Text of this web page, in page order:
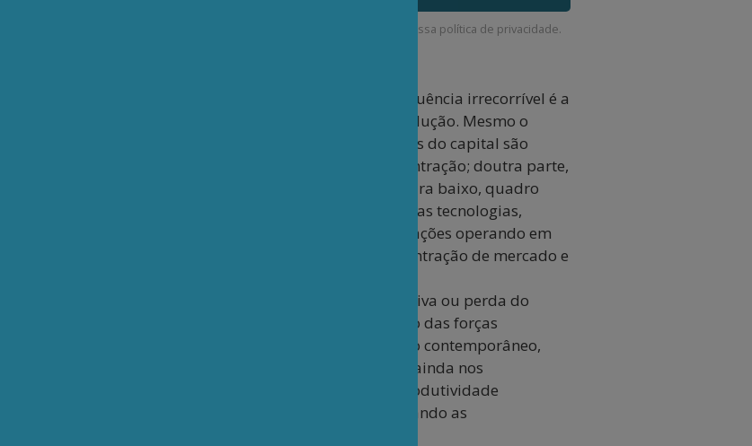
clicar em “Cadastrar” você aceita receber nossos e-mails e concorda com a nossa política de privacidade.
da lógica de acumulação do capitalismo, e sua consequência irrecorrível é a
da valorização do trabalho como um dos fatores da produção. Mesmo o
proporcional dos salários. De um lado, os lucros do capital são
e, como em um círculo vicioso, reforçando sua concentração; doutra parte,
exército industrial de reserva — pressiona os salários para baixo, quadro
a que se somam o desenvolvimento científico e as novas tecnologias,
em capital, e a articulação de grandes e poucas corporações operando em
para o monopólio, com níveis inéditos de concentração de mercado e
sobre as soberanias nacionais.
da renda
pode conviver com estagnação relativa ou perda do
no século XIX, explicou a contradição entre a expansão das forças
Tal disfunção se agrava na periferia do capitalismo contemporâneo,
com setores altamente atrasados. Celso Furtado, ainda nos
“difusão restrita do progresso técnico”: os ganhos de produtividade
sem irradiar para o conjunto da economia, acentuando as